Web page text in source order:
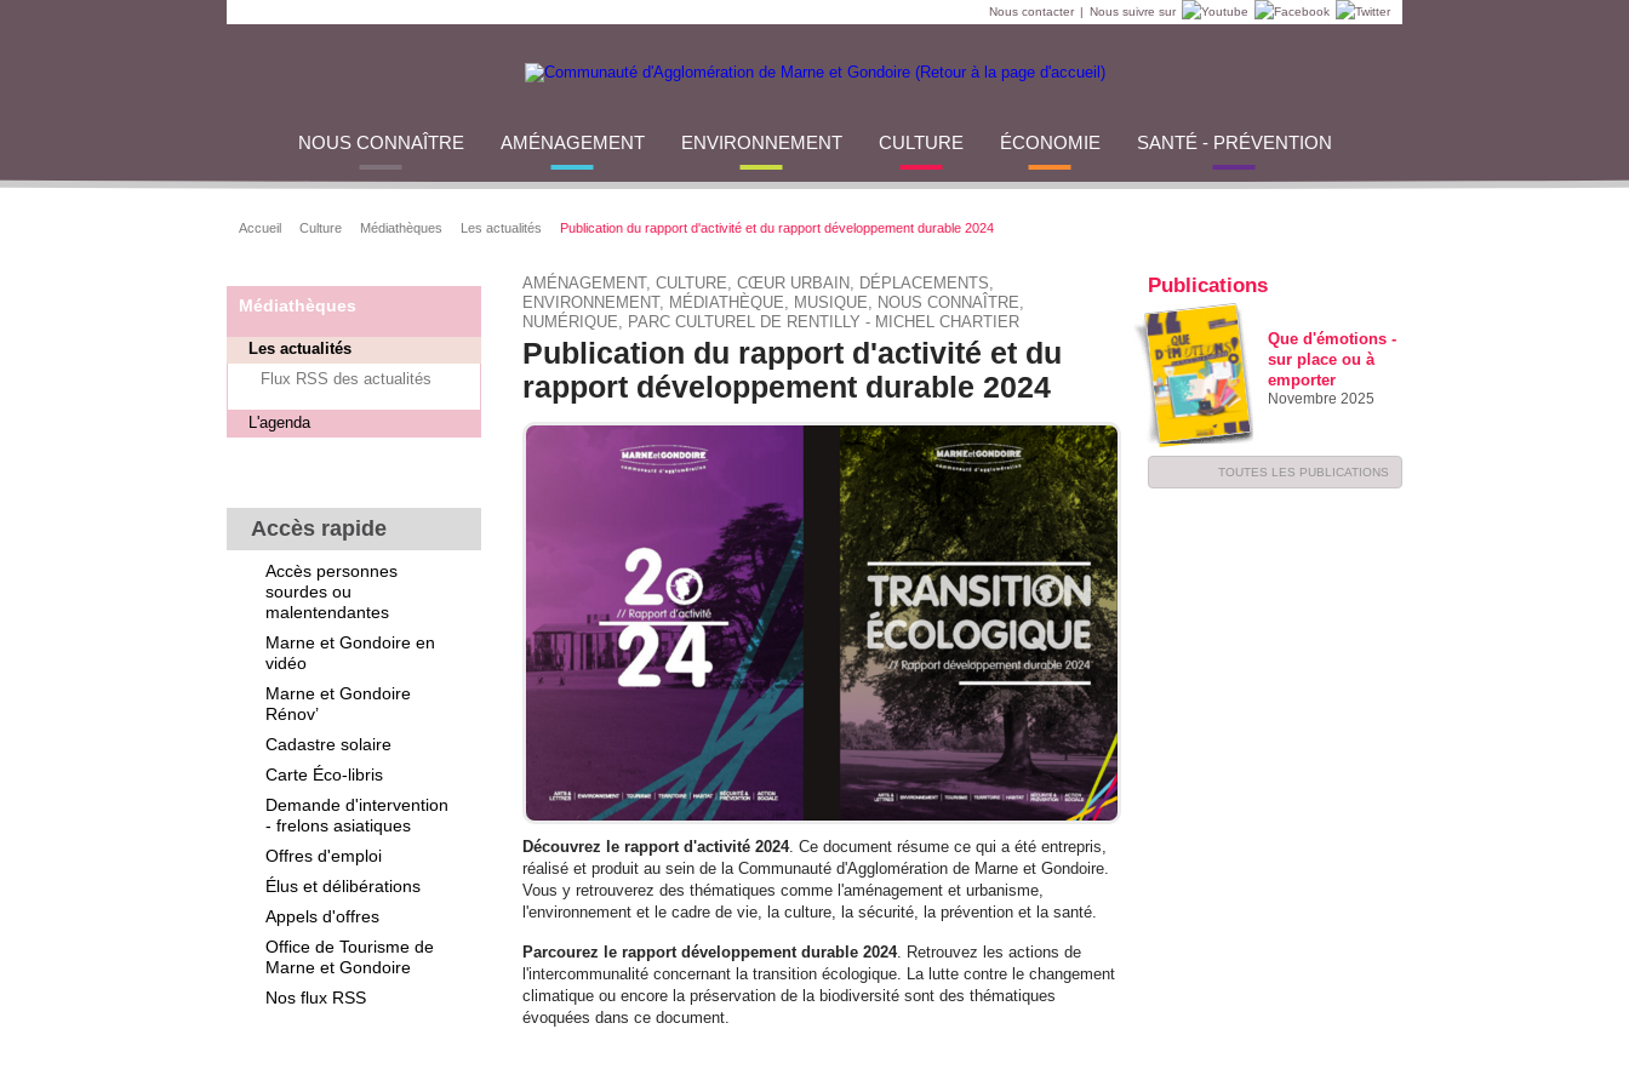
Nous contacter | Nous suivre sur
NOUS CONNAÎTRE AMÉNAGEMENT ENVIRONNEMENT CULTURE ÉCONOMIE SANTÉ - PRÉVENTION
Accueil Culture Médiathèques Les actualités Publication du rapport d'activité et du rapport développement durable 2024
Médiathèques
Les actualités
Flux RSS des actualités
L'agenda
Accès rapide
Accès personnes
sourdes ou
malentendantes
Marne et Gondoire en
vidéo
Marne et Gondoire
Rénov’
Cadastre solaire
Carte Éco-libris
Demande d'intervention
- frelons asiatiques
Offres d'emploi
Élus et délibérations
Appels d'offres
Office de Tourisme de
Marne et Gondoire
Nos flux RSS
AMÉNAGEMENT, CULTURE, CŒUR URBAIN, DÉPLACEMENTS,
ENVIRONNEMENT, MÉDIATHÈQUE, MUSIQUE, NOUS CONNAÎTRE,
NUMÉRIQUE, PARC CULTUREL DE RENTILLY - MICHEL CHARTIER
Publication du rapport d'activité et du
rapport développement durable 2024
Découvrez le rapport d'activité 2024. Ce document résume ce qui a été entrepris,
réalisé et produit au sein de la Communauté d'Agglomération de Marne et Gondoire.
Vous y retrouverez des thématiques comme l'aménagement et urbanisme,
l'environnement et le cadre de vie, la culture, la sécurité, la prévention et la santé.
Parcourez le rapport développement durable 2024. Retrouvez les actions de
l'intercommunalité concernant la transition écologique. La lutte contre le changement
climatique ou encore la préservation de la biodiversité sont des thématiques
évoquées dans ce document.
Publications
Que d'émotions -
sur place ou à
emporter
Novembre 2025
TOUTES LES PUBLICATIONS